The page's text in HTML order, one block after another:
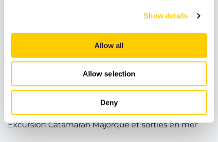
Show details
Allow all
Allow selection
Deny
CATAMARANS
Catamaran Magic vers Es Trenc
Excursion Catamaran Majorque et sorties en mer